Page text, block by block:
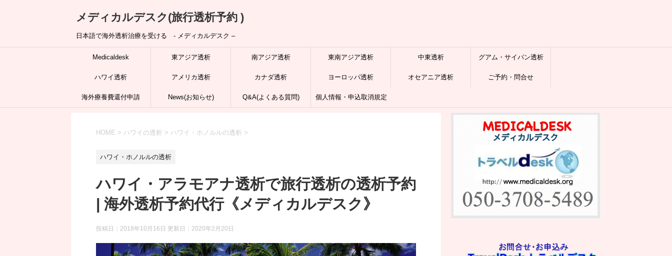
メディカルデスク(旅行透析予約 )
日本語で海外透析治療を受ける - メディカルデスク –
Medicaldesk 東アジア透析 南アジア透析 東南アジア透析 中東透析 グアム・サイパン透析
ハワイ透析 アメリカ透析 カナダ透析 ヨーロッパ透析 オセアニア透析 ご予約・問合せ
海外療養費還付申請 News(お知らせ) Q&A(よくある質問) 個人情報・申込取消規定
HOME > ハワイの透析 > ハワイ・ホノルルの透析 >
ハワイ・ホノルルの透析
ハワイ・アラモアナ透析で旅行透析の透析予約
| 海外透析予約代行《メディカルデスク》
投稿日：2018年10月16日 更新日： 2020年2月20日